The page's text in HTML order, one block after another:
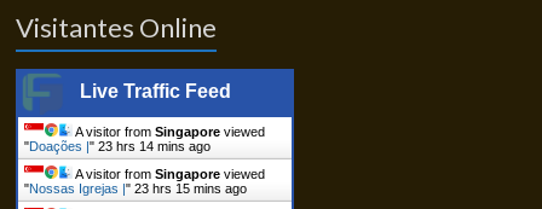
Visitantes Online
Live Traffic Feed
A visitor fromSingapore viewed
"Doações |"23 hrs 14 mins ago
A visitor fromSingapore viewed
"Nossas Igrejas |"23 hrs 15 mins ago